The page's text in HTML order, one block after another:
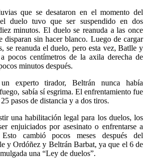
que se desataron en el momento del
duelo tuvo que ser suspendido en dos
minutos. El duelo se reanuda a las once
disparan sin hacer blanco. Luego de cargar
se reanuda el duelo, pero esta vez, Batlle y
pocos centímetros de la axila derecha de
minutos después.
experto tirador, Beltrán nunca había
sabía sí esgrima. El enfrentamiento fue
pasos de distancia y a dos tiros.
una habilitación legal para los duelos, los
enjuiciados por asesinato o enfrentarse a
Esto cambió pocos meses después del
y Ordóñez y Beltrán Barbat, ya que el 6 de
una “Ley de duelos”.